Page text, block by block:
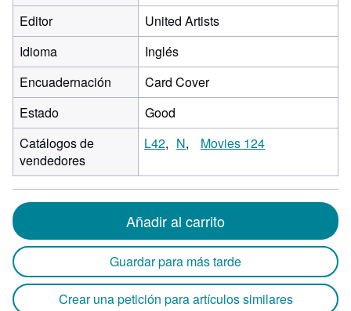
Editor
United Artists
Idioma
Inglés
Encuadernación
Card Cover
Estado
Good
Catálogos de
vendedores
L42 N Movies 124
Añadir al carrito
Guardar para más tarde
Crear una petición para artículos similares